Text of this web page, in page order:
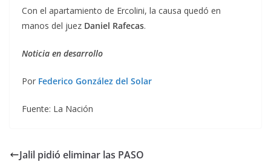
Con el apartamiento de Ercolini, la causa quedó en
manos del juez Daniel Rafecas.
Noticia en desarrollo
Por Federico González del Solar
Fuente: La Nación
Jalil pidió eliminar las PASO